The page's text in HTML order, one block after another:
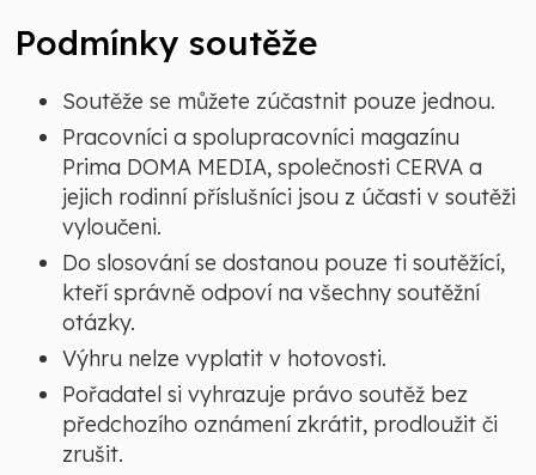
Podmínky soutěže
Soutěže se můžete zúčastnit pouze jednou.
Pracovníci a spolupracovníci magazínu
Prima DOMA MEDIA, společnosti CERVA a
jejich rodinní příslušníci jsou z účasti v soutěži
vyloučeni.
Do slosování se dostanou pouze ti soutěžící,
kteří správně odpoví na všechny soutěžní
otázky.
Výhru nelze vyplatit v hotovosti.
Pořadatel si vyhrazuje právo soutěž bez
předchozího oznámení zkrátit, prodloužit či
zrušit.